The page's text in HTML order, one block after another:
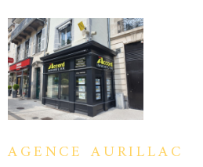
AGENCE AURILLAC